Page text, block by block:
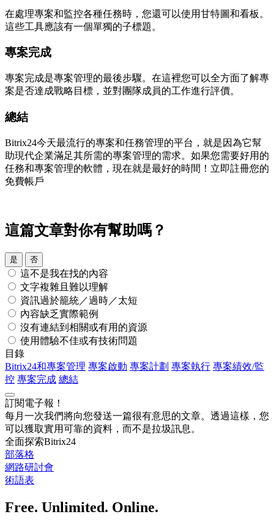
在處理專案和監控各種任務時，您還可以使用甘特圖和看板。
這些工具應該有一個單獨的子標題。
專案完成
專案完成是專案管理的最後步驟。在這裡您可以全方面了解專
案是否達成戰略目標，並對團隊成員的工作進行評價。
總結
Bitrix24今天最流行的專案和任務管理的平台，就是因為它幫
助現代企業滿足其所需的專案管理的需求。如果您需要好用的
任務和專案管理的軟體，現在就是最好的時間！立即註冊您的
免費帳戶
這篇文章對你有幫助嗎？
是 否
這不是我在找的內容
文字複雜且難以理解
資訊過於籠統／過時／太短
內容缺乏實際範例
沒有連結到相關或有用的資源
使用體驗不佳或有技術問題
目錄
Bitrix24和專案管理 專案啟動 專案計劃 專案執行 專案績效/監
控 專案完成 總結
訂閱電子報！
每月一次我們將向您發送一篇很有意思的文章。透過這樣，您
可以獲取實用可靠的資料，而不是拉圾訊息。
全面探索Bitrix24
部落格
網路研討會
術語表
Free. Unlimited. Online.